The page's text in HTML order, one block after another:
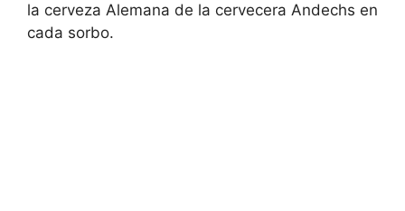
la cerveza Alemana de la cervecera Andechs en
cada sorbo.